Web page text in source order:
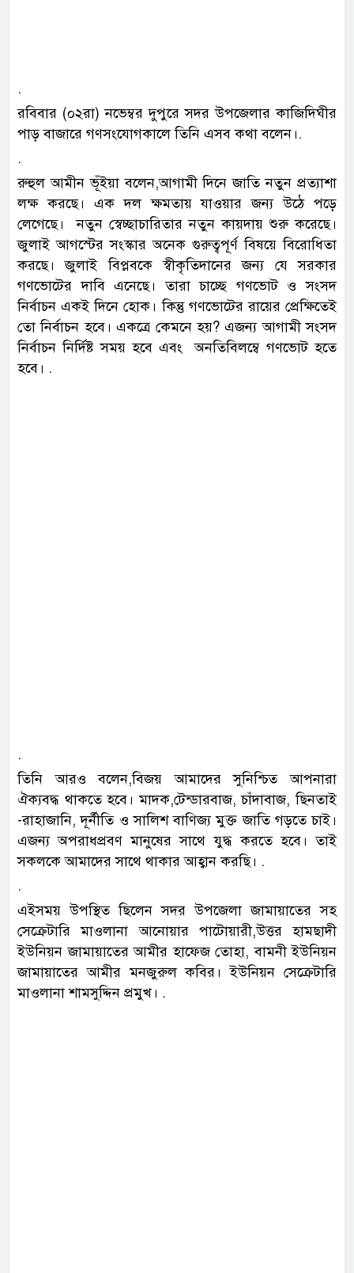
‎.
‎রবিবার (০২রা) নভেম্বর দুপুরে সদর উপজেলার কাজিদিঘীর
পাড় বাজারে গণসংযোগকালে তিনি এসব কথা বলেন।.
‎.
‎রুহুল আমীন ভূঁইয়া বলেন,আগামী দিনে জাতি নতুন প্রত্যাশা
লক্ষ করছে। এক দল ক্ষমতায় যাওয়ার জন্য উঠে পড়ে
লেগেছে। নতুন স্বেচ্ছাচারিতার নতুন কায়দায় শুরু করেছে।
জুলাই আগস্টের সংস্কার অনেক গুরুত্বপূর্ণ বিষয়ে বিরোধিতা
করছে। জুলাই বিপ্লবকে স্বীকৃতিদানের জন্য যে সরকার
গণভোটের দাবি এনেছে। তারা চাচ্ছে গণভোট ও সংসদ
নির্বাচন একই দিনে হোক। কিন্তু গণভোটের রায়ের প্রেক্ষিতেই
তো নির্বাচন হবে। একত্রে কেমনে হয়? এজন্য আগামী সংসদ
নির্বাচন নির্দিষ্ট সময় হবে এবং অনতিবিলম্বে গণভোট হতে
হবে। .
‎.
‎তিনি আরও বলেন,বিজয় আমাদের সুনিশ্চিত আপনারা
ঐক্যবদ্ধ থাকতে হবে। মাদক,টেন্ডারবাজ, চাঁদাবাজ, ছিনতাই
-রাহাজানি, দূর্নীতি ও সালিশ বাণিজ্য মুক্ত জাতি গড়তে চাই।
এজন্য অপরাধপ্রবণ মানুষের সাথে যুদ্ধ করতে হবে। তাই
সকলকে আমাদের সাথে থাকার আহ্বান করছি। .
‎.
‎এইসময় উপস্থিত ছিলেন সদর উপজেলা জামায়াতের সহ
সেক্রেটারি মাওলানা আনোয়ার পাটোয়ারী,উত্তর হামছাদী
ইউনিয়ন জামায়াতের আমীর হাফেজ তোহা, বামনী ইউনিয়ন
জামায়াতের আমীর মনজুরুল কবির। ইউনিয়ন সেক্রেটারি
মাওলানা শামসুদ্দিন প্রমুখ। .